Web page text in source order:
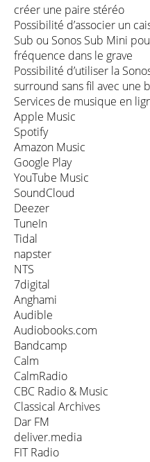
créer une paire stéréo
Possibilité d’associer un
Sub ou Sonos Sub Mini
fréquence dans le grave
Possibilité d’utiliser la
surround sans fil avec une
Services de musique en
Apple Music
Spotify
Amazon Music
Google Play
YouTube Music
SoundCloud
Deezer
TuneIn
Tidal
napster
NTS
7digital
Anghami
Audible
Audiobooks.com
Bandcamp
Calm
CalmRadio
CBC Radio & Music
Classical Archives
Dar FM
deliver.media
FIT Radio